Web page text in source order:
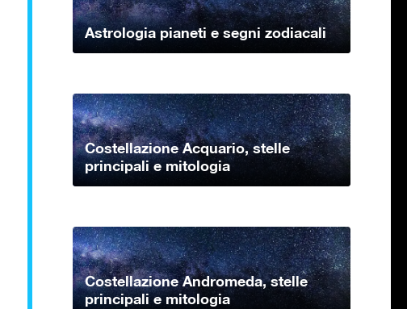
Astrologia pianeti e segni zodiacali
Costellazione Acquario, stelle
principali e mitologia
Costellazione Andromeda, stelle
principali e mitologia